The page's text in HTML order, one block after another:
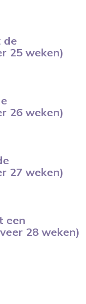
de
25 weken)
26 weken)
27 weken)
een
28 weken)